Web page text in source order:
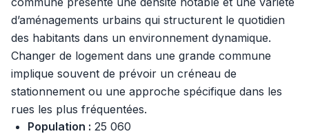
d’aménagements urbains qui structurent le quotidien
des habitants dans un environnement dynamique.
Changer de logement dans une grande commune
implique souvent de prévoir un créneau de
stationnement ou une approche spécifique dans les
rues les plus fréquentées.
Population : 25 060